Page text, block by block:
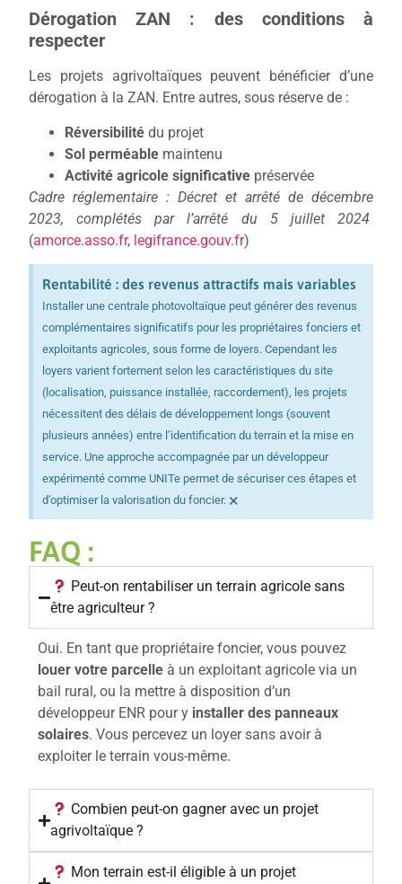
Dérogation ZAN : des conditions à
respecter
Les projets agrivoltaïques peuvent bénéficier d’une
dérogation à la ZAN. Entre autres, sous réserve de :
Réversibilité du projet
Sol perméable maintenu
Activité agricole significative préservée
Cadre réglementaire : Décret et arrêté de décembre
2023, complétés par l’arrêté du 5 juillet 2024
(amorce.asso.fr, legifrance.gouv.fr)
Rentabilité : des revenus attractifs mais variables
Installer une centrale photovoltaïque peut générer des revenus
complémentaires significatifs pour les propriétaires fonciers et
exploitants agricoles, sous forme de loyers. Cependant les
loyers varient fortement selon les caractéristiques du site
(localisation, puissance installée, raccordement), les projets
nécessitent des délais de développement longs (souvent
plusieurs années) entre l’identification du terrain et la mise en
service. Une approche accompagnée par un développeur
expérimenté comme UNITe permet de sécuriser ces étapes et
d’optimiser la valorisation du foncier. ×
FAQ :
Peut-on rentabiliser un terrain agricole sans
être agriculteur ?
Oui. En tant que propriétaire foncier, vous pouvez
louer votre parcelle à un exploitant agricole via un
bail rural, ou la mettre à disposition d’un
développeur ENR pour y installer des panneaux
solaires. Vous percevez un loyer sans avoir à
exploiter le terrain vous-même.
Combien peut-on gagner avec un projet
agrivoltaïque ?
Mon terrain est-il éligible à un projet